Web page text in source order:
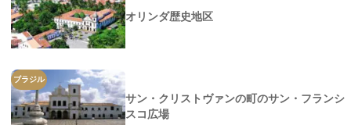
オリンダ歴史地区
ブラジル
サン・クリストヴァンの町のサン・フランシ
スコ広場